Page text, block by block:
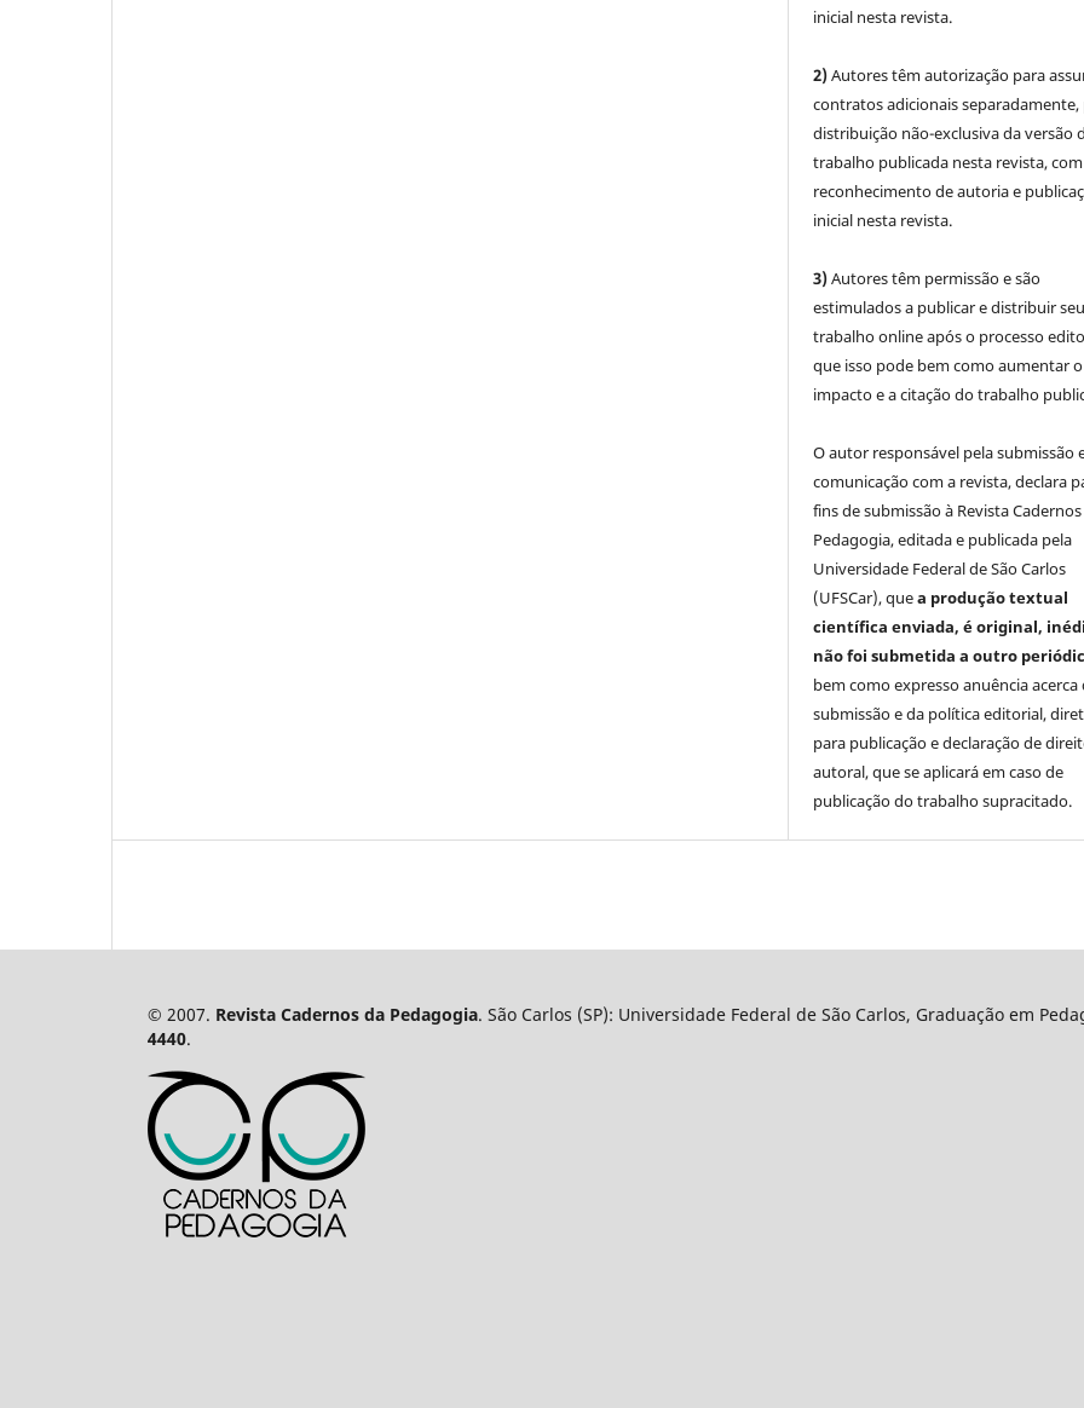
inicial nesta revista.
2)Autores têm autorização para
contratos adicionais separadamente,
distribuição não-exclusiva da versão
trabalho publicada nesta revista, com
reconhecimento de autoria e
inicial nesta revista.
3)Autores têm permissão e são
estimulados a publicar e distribuir seu
trabalho online após o processo
que isso pode bem como aumentar o
impacto e a citação do trabalho
O autor responsável pela submissão
comunicação com a revista, declara
fins de submissão à Revista
Pedagogia, editada e publicada pela
Universidade Federal de São Carlos
(UFSCar), quea produção textual
científica enviada, é original,
não foi submetida a outro
bem como expresso anuência acerca
submissão e da política editorial,
para publicação e declaração de
autoral, que se aplicará em caso de
publicação do trabalho supracitado.
© 2007. Revista Cadernos da Pedagogia. São Carlos (SP): Universidade Federal de São Carlos, Graduação em
4440.